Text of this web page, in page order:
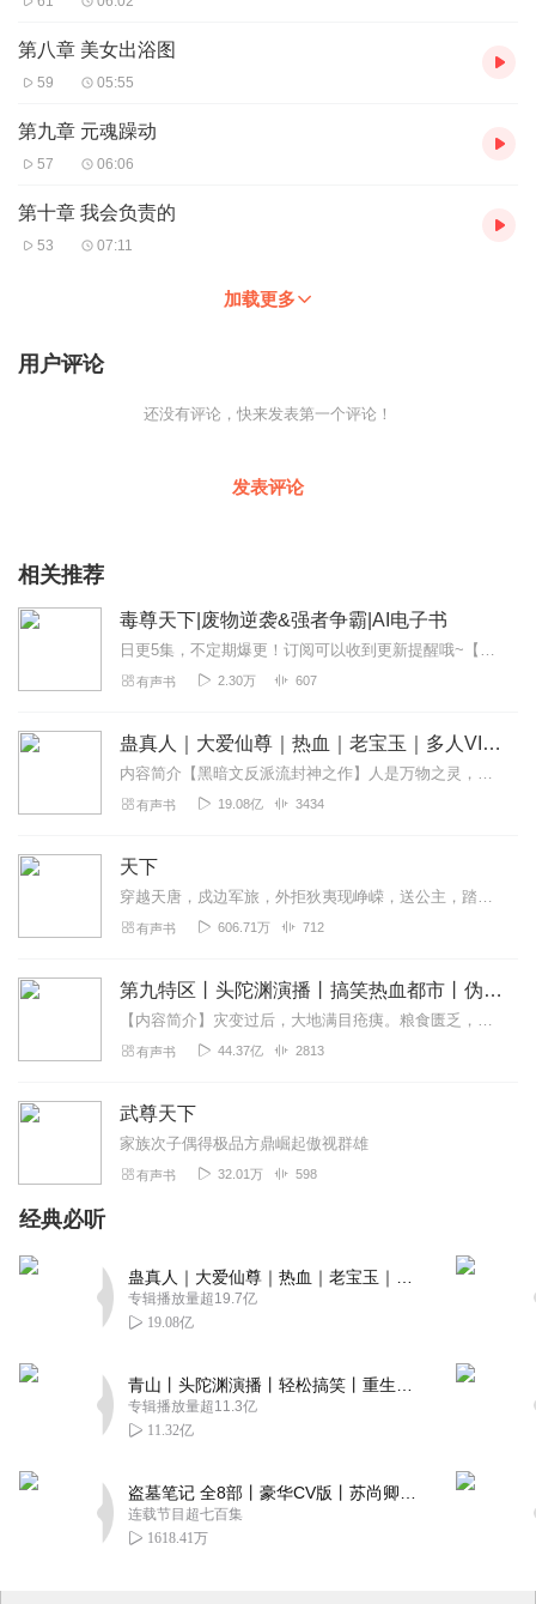
第八章 美女出浴图
59 05:55
第九章 元魂躁动
57 06:06
第十章 我会负责的
53 07:11
加载更多
用户评论
还没有评论，快来发表第一个评论！
发表评论
相关推荐
毒尊天下|废物逆袭&强者争霸|AI电子书
日更5集，不定期爆更！订阅可以收到更新提醒哦~【内容简介】：废物严琦被修炼无情道的堂兄以身试毒，十年造就坚韧毅力，仙族太子陨落后，残魂欲将其夺舍，却反被吞噬，...
有声书 2.30万 607
蛊真人｜大爱仙尊｜热血｜老宝玉｜多人VIP免费有声剧
内容简介【黑暗文反派流封神之作】人是万物之灵，蛊是天地真精。一个穿越者不断重生的故事。一个养蛊、炼蛊、用蛊的奇特世界。配音组（男角色）老宝玉旁白...
有声书 19.08亿 3434
天下
穿越天唐，戍边军旅，外拒狄夷现峥嵘，送公主，踏入权利中心，展开一出盛唐穿越大戏。。。。
有声书 606.71万 712
第九特区丨头陀渊演播丨搞笑热血都市丨伪戒丨VIP免费多人有声剧
【内容简介】灾变过后，大地满目疮痍。粮食匮乏，资源紧俏，局势混乱……一位从待规划区杀出来的青年，背对着漫天黄沙，孤身来到九区谋生，却不曾想偶然结识三五好友，一念...
有声书 44.37亿 2813
武尊天下
家族次子偶得极品方鼎崛起傲视群雄
有声书 32.01万 598
经典必听
专辑播放量超19.7亿
19.08亿
专辑播放量超11.3亿
11.32亿
连载节目超七百集
1618.41万